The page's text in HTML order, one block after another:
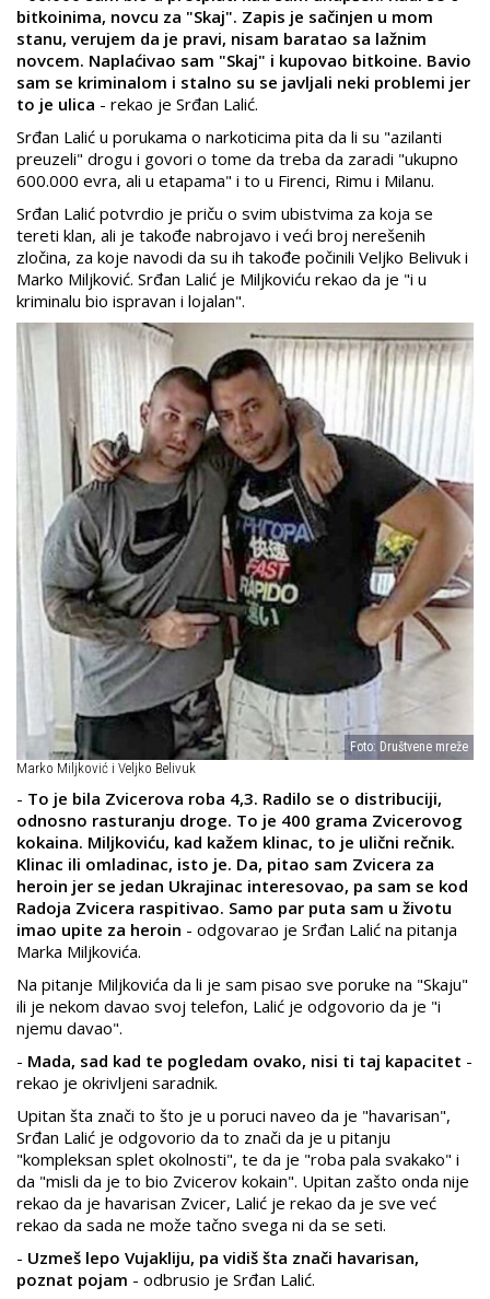
bitkoinima, novcu za "Skaj". Zapis je sačinjen u mom
stanu, verujem da je pravi, nisam baratao sa lažnim
novcem. Naplaćivao sam "Skaj" i kupovao bitkoine. Bavio
sam se kriminalom i stalno su se javljali neki problemi jer
to je ulica - rekao je Srđan Lalić.
Srđan Lalić u porukama o narkoticima pita da li su "azilanti
preuzeli" drogu i govori o tome da treba da zaradi "ukupno
600.000 evra, ali u etapama" i to u Firenci, Rimu i Milanu.
Srđan Lalić potvrdio je priču o svim ubistvima za koja se
tereti klan, ali je takođe nabrojavo i veći broj nerešenih
zločina, za koje navodi da su ih takođe počinili Veljko Belivuk i
Marko Miljković. Srđan Lalić je Miljkoviću rekao da je "i u
kriminalu bio ispravan i lojalan".
Foto: Društvene mreže
Marko Miljković i Veljko Belivuk
- To je bila Zvicerova roba 4,3. Radilo se o distribuciji,
odnosno rasturanju droge. To je 400 grama Zvicerovog
kokaina. Miljkoviću, kad kažem klinac, to je ulični rečnik.
Klinac ili omladinac, isto je. Da, pitao sam Zvicera za
heroin jer se jedan Ukrajinac interesovao, pa sam se kod
Radoja Zvicera raspitivao. Samo par puta sam u životu
imao upite za heroin - odgovarao je Srđan Lalić na pitanja
Marka Miljkovića.
Na pitanje Miljkovića da li je sam pisao sve poruke na "Skaju"
ili je nekom davao svoj telefon, Lalić je odgovorio da je "i
njemu davao".
- Mada, sad kad te pogledam ovako, nisi ti taj kapacitet -
rekao je okrivljeni saradnik.
Upitan šta znači to što je u poruci naveo da je "havarisan",
Srđan Lalić je odgovorio da to znači da je u pitanju
"kompleksan splet okolnosti", te da je "roba pala svakako" i
da "misli da je to bio Zvicerov kokain". Upitan zašto onda nije
rekao da je havarisan Zvicer, Lalić je rekao da je sve već
rekao da sada ne može tačno svega ni da se seti.
- Uzmeš lepo Vujakliju, pa vidiš šta znači havarisan,
poznat pojam - odbrusio je Srđan Lalić.